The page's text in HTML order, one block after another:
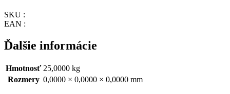
SKU :
EAN :
Ďalšie informácie
Hmotnosť 25,0000 kg
Rozmery 0,0000 × 0,0000 × 0,0000 mm